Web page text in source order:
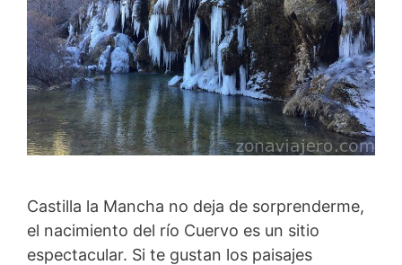
Castilla la Mancha no deja de sorprenderme,
el nacimiento del río Cuervo es un sitio
espectacular. Si te gustan los paisajes